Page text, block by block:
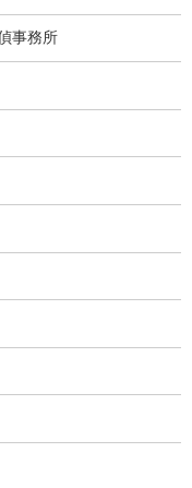
事務所